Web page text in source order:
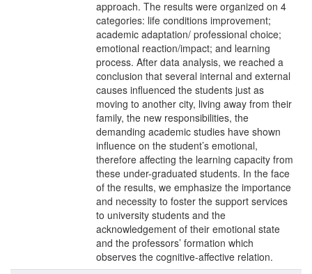
approach. The results were organized on 4
categories: life conditions improvement;
academic adaptation/ professional choice;
emotional reaction/impact; and learning
process. After data analysis, we reached a
conclusion that several internal and external
causes influenced the students just as
moving to another city, living away from their
family, the new responsibilities, the
demanding academic studies have shown
influence on the student’s emotional,
therefore affecting the learning capacity from
these under-graduated students. In the face
of the results, we emphasize the importance
and necessity to foster the support services
to university students and the
acknowledgement of their emotional state
and the professors’ formation which
observes the cognitive-affective relation.